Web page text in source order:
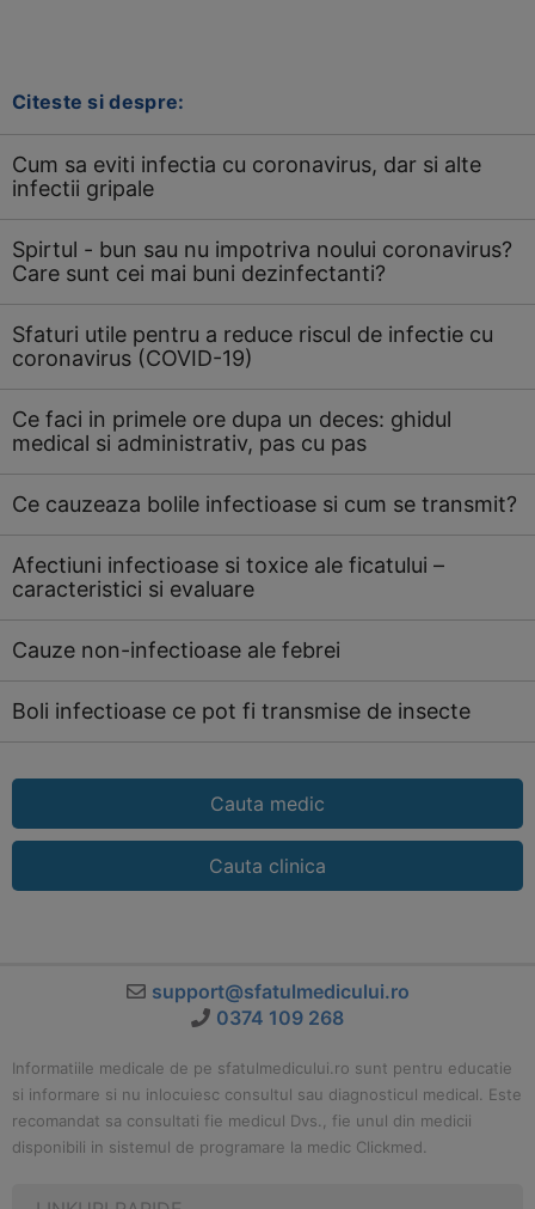
Citeste si despre:
Cum sa eviti infectia cu coronavirus, dar si alte
infectii gripale
Spirtul - bun sau nu impotriva noului coronavirus?
Care sunt cei mai buni dezinfectanti?
Sfaturi utile pentru a reduce riscul de infectie cu
coronavirus (COVID-19)
Ce faci in primele ore dupa un deces: ghidul
medical si administrativ, pas cu pas
Ce cauzeaza bolile infectioase si cum se transmit?
Afectiuni infectioase si toxice ale ficatului –
caracteristici si evaluare
Cauze non-infectioase ale febrei
Boli infectioase ce pot fi transmise de insecte
Cauta medic
Cauta clinica
support@sfatulmedicului.ro
0374 109 268
Informatiile medicale de pe sfatulmedicului.ro sunt pentru educatie
si informare si nu inlocuiesc consultul sau diagnosticul medical. Este
recomandat sa consultati fie medicul Dvs., fie unul din medicii
disponibili in sistemul de programare la medic Clickmed.